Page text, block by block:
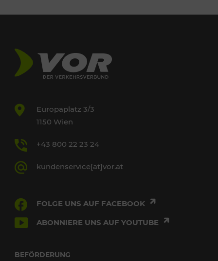
Europaplatz 3/3
1150 Wien
+43 800 22 23 24
kundenservice[at]vor.at
FOLGE UNS AUF FACEBOOK
ABONNIERE UNS AUF YOUTUBE
BEFÖRDERUNG